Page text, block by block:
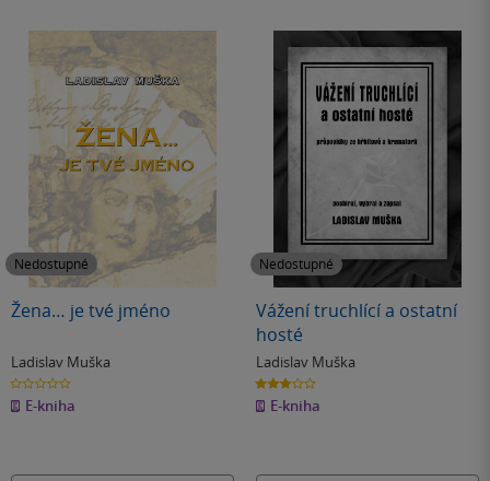
Nedostupné
Žena… je tvé jméno
Ladislav Muška
0.0
z
5
hvězdiček
E-kniha
Nedostupné
Vážení truchlící a ostatní
hosté
Ladislav Muška
3.0
z
5
hvězdiček
E-kniha